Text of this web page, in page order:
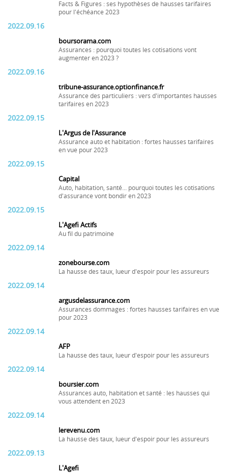
Facts & Figures : ses hypothèses de hausses tarifaires
pour l'échéance 2023
2022.09.16
boursorama.com
Assurances : pourquoi toutes les cotisations vont
augmenter en 2023 ?
2022.09.16
tribune-assurance.optionfinance.fr
Assurance des particuliers : vers d'importantes hausses
tarifaires en 2023
2022.09.15
L'Argus de l'Assurance
Assurance auto et habitation : fortes hausses tarifaires
en vue pour 2023
2022.09.15
Capital
Auto, habitation, santé... pourquoi toutes les cotisations
d'assurance vont bondir en 2023
2022.09.15
L'Agefi Actifs
Au fil du patrimoine
2022.09.14
zonebourse.com
La hausse des taux, lueur d'espoir pour les assureurs
2022.09.14
argusdelassurance.com
Assurances dommages : fortes hausses tarifaires en vue
pour 2023
2022.09.14
AFP
La hausse des taux, lueur d'espoir pour les assureurs
2022.09.14
boursier.com
Assurances auto, habitation et santé : les hausses qui
vous attendent en 2023
2022.09.14
lerevenu.com
La hausse des taux, lueur d'espoir pour les assureurs
2022.09.13
L'Agefi